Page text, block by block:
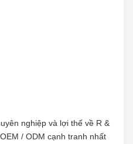
nghiệp và lợi thế về R &
/ ODM cạnh tranh nhất